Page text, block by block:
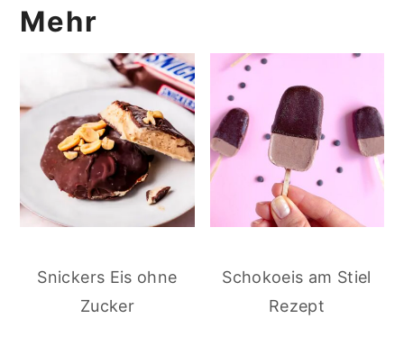
Mehr
Snickers Eis ohne
Zucker
Schokoeis am Stiel
Rezept